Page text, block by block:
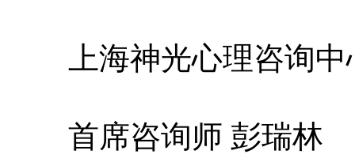
上海神光心理咨询
首席咨询师 彭瑞林